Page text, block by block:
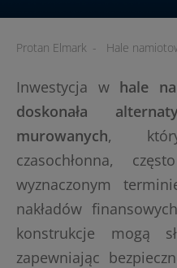
Protan Elmark - Hale
Inwestycja w hale
doskonała
murowanych,
czasochłonna,
wyznaczonym
nakładów
konstrukcje mogą
zapewniając